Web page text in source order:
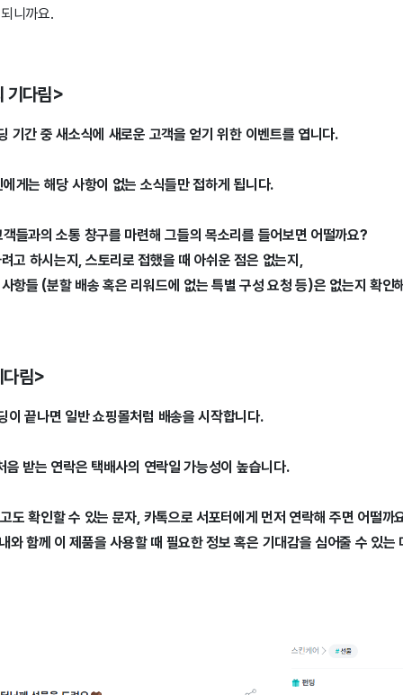
니까요.
기다림>
기간 중 새소식에 새로운 고객을 얻기 위한 이벤트를 엽니다.
게는 해당 사항이 없는 소식들만 접하게 됩니다.
들과의 소통 창구를 마련해 그들의 목소리를 들어보면 어떨까요?
고 하시는지, 스토리로 접했을 때 아쉬운 점은 없는지,
항들 (분할 배송 혹은 리워드에 없는 특별 구성 요청 등)은 없는지 확인
다림>
이 끝나면 일반 쇼핑몰처럼 배송을 시작합니다.
음 받는 연락은 택배사의 연락일 가능성이 높습니다.
도 확인할 수 있는 문자, 카톡으로 서포터에게 먼저 연락해 주면 어떨까
와 함께 이 제품을 사용할 때 필요한 정보 혹은 기대감을 심어줄 수 있는